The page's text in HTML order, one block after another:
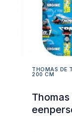
THOMAS DE
200 CM